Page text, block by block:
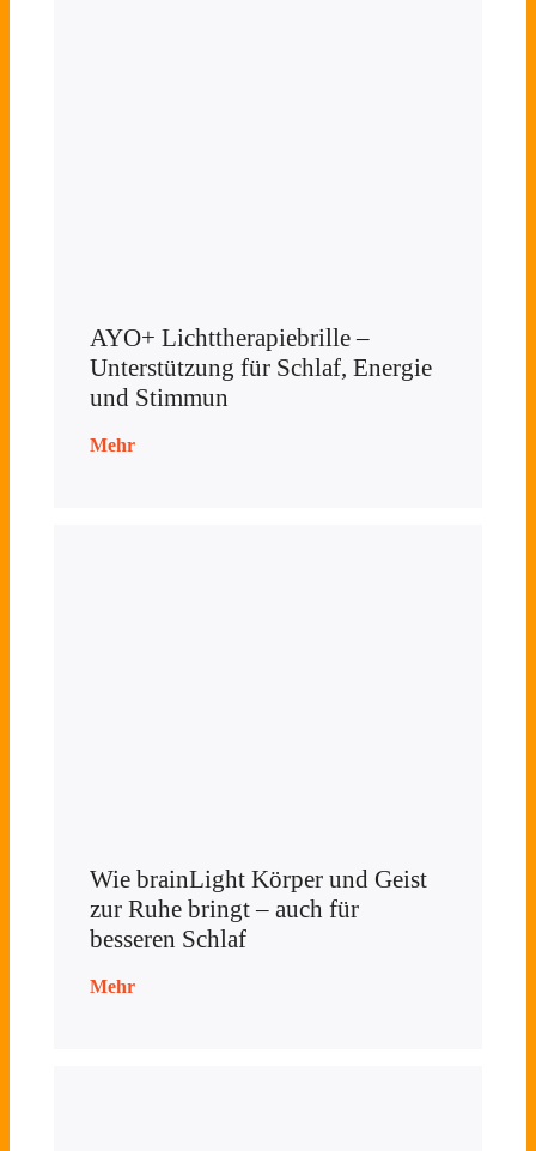
AYO+ Lichttherapiebrille –
Unterstützung für Schlaf, Energie
und Stimmun
Mehr
Wie brainLight Körper und Geist
zur Ruhe bringt – auch für
besseren Schlaf
Mehr